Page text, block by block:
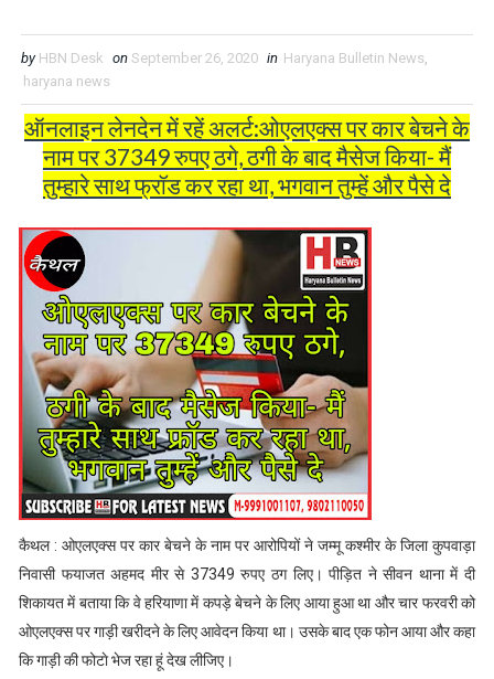
by HBN Desk on September 26, 2020 in Haryana Bulletin News,
haryana news
ऑनलाइन लेनदेन में रहें अलर्ट:ओएलएक्स पर कार बेचने के
नाम पर 37349 रुपए ठगे, ठगी के बाद मैसेज किया- मैं
तुम्हारे साथ फ्रॉड कर रहा था, भगवान तुम्हें और पैसे दे
कैथल : ओएलएक्स पर कार बेचने के नाम पर आरोपियों ने जम्मू कश्मीर के जिला कुपवाड़ा
निवासी फयाजत अहमद मीर से 37349 रुपए ठग लिए। पीड़ित ने सीवन थाना में दी
शिकायत में बताया कि वे हरियाणा में कपड़े बेचने के लिए आया हुआ था और चार फरवरी को
ओएलएक्स पर गाड़ी खरीदने के लिए आवेदन किया था। उसके बाद एक फोन आया और कहा
कि गाड़ी की फोटाे भेज रहा हूं देख लीजिए।